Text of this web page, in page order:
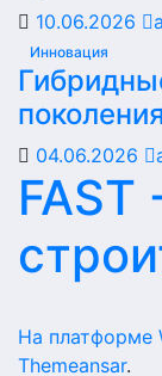
10.06.2026
Инновация
поколения
04.06.2026
FAST
На платформе
Themeansar.